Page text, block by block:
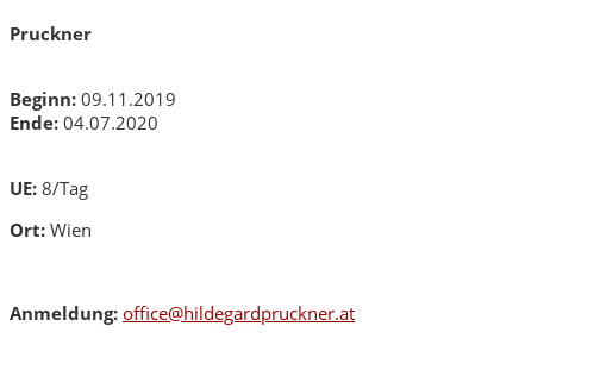
Pruckner
Beginn: 09.11.2019
Ende: 04.07.2020
UE: 8/Tag
Ort: Wien
Anmeldung: office@hildegardpruckner.at